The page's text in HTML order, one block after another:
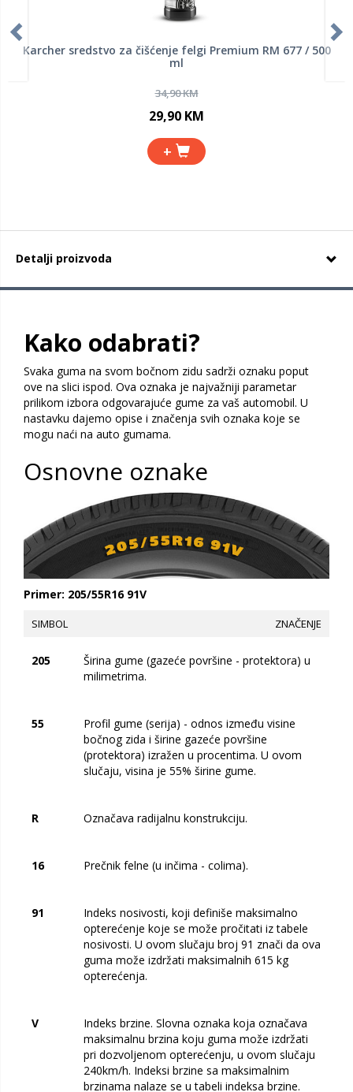
Karcher sredstvo za čišćenje felgi Premium RM 677 / 500
ml
34,90 KM
29,90 KM
+
Detalji proizvoda
Kako odabrati?
Svaka guma na svom bočnom zidu sadrži oznaku poput
ove na slici ispod. Ova oznaka je najvažniji parametar
prilikom izbora odgovarajuće gume za vaš automobil. U
nastavku dajemo opise i značenja svih oznaka koje se
mogu naći na auto gumama.
Osnovne oznake
Primer: 205/55R16 91V
SIMBOL ZNAČENJE
205
Širina gume (gazeće površine - protektora) u
milimetrima.
55
Profil gume (serija) - odnos između visine
bočnog zida i širine gazeće površine
(protektora) izražen u procentima. U ovom
slučaju, visina je 55% širine gume.
R Označava radijalnu konstrukciju.
16 Prečnik felne (u inčima - colima).
91
Indeks nosivosti, koji definiše maksimalno
opterećenje koje se može pročitati iz tabele
nosivosti. U ovom slučaju broj 91 znači da ova
guma može izdržati maksimalnih 615 kg
opterećenja.
V
Indeks brzine. Slovna oznaka koja označava
maksimalnu brzina koju guma može izdržati
pri dozvoljenom opterećenju, u ovom slučaju
240km/h. Indeksi brzine sa maksimalnim
brzinama nalaze se u tabeli indeksa brzine.